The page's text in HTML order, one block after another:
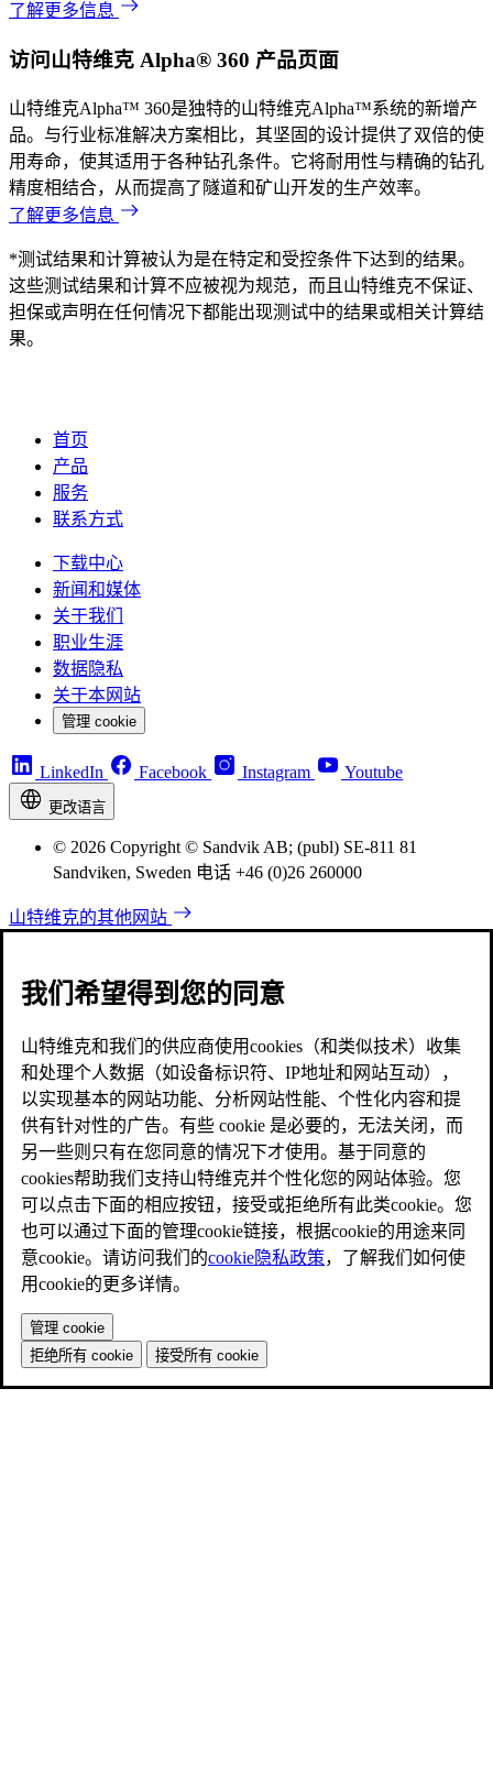
了解更多信息
访问山特维克 Alpha® 360 产品页面
山特维克Alpha™ 360是独特的山特维克Alpha™系统的新增产
品。与行业标准解决方案相比，其坚固的设计提供了双倍的使
用寿命，使其适用于各种钻孔条件。它将耐用性与精确的钻孔
精度相结合，从而提高了隧道和矿山开发的生产效率。
了解更多信息
*测试结果和计算被认为是在特定和受控条件下达到的结果。
这些测试结果和计算不应被视为规范，而且山特维克不保证、
担保或声明在任何情况下都能出现测试中的结果或相关计算结
果。
首页
产品
服务
联系方式
下载中心
新闻和媒体
关于我们
职业生涯
数据隐私
关于本网站
管理 cookie
LinkedIn Facebook Instagram Youtube
更改语言
© 2026 Copyright © Sandvik AB; (publ) SE-811 81
Sandviken, Sweden 电话 +46 (0)26 260000
山特维克的其他网站
我们希望得到您的同意
山特维克和我们的供应商使用cookies（和类似技术）收集
和处理个人数据（如设备标识符、IP地址和网站互动），
以实现基本的网站功能、分析网站性能、个性化内容和提
供有针对性的广告。有些 cookie 是必要的，无法关闭，而
另一些则只有在您同意的情况下才使用。基于同意的
cookies帮助我们支持山特维克并个性化您的网站体验。您
可以点击下面的相应按钮，接受或拒绝所有此类cookie。您
也可以通过下面的管理cookie链接，根据cookie的用途来同
意cookie。请访问我们的cookie隐私政策，了解我们如何使
用cookie的更多详情。
管理 cookie
拒绝所有 cookie
接受所有 cookie